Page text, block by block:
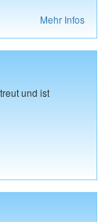
Mehr Infos
und ist